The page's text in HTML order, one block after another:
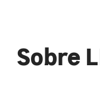
Sobre